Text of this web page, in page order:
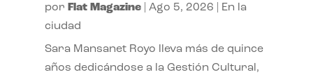
por Flat Magazine| Ago 5, 2026
En la
ciudad
Sara Mansanet Royo lleva más de quince
años dedicándose a la Gestión Cultural,